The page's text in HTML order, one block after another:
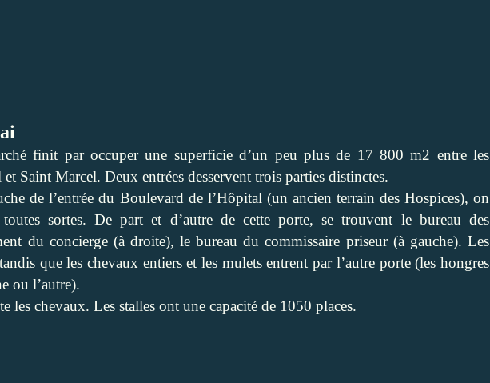
finit par occuper une superficie d’un peu plus de 17 800 m2 entre les
Saint Marcel. Deux entrées desservent trois parties distinctes.
de l’entrée du Boulevard de l’Hôpital (un ancien terrain des Hospices), on
sortes. De part et d’autre de cette porte, se trouvent le bureau des
du concierge (à droite), le bureau du commissaire priseur (à gauche). Les
que les chevaux entiers et les mulets entrent par l’autre porte (les hongres
ou l’autre).
les chevaux. Les stalles ont une capacité de 1050 places.